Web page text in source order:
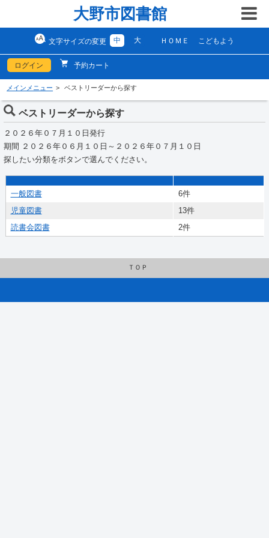
大野市図書館
文字サイズの変更 中 大 ＨＯＭＥ こどもよう
ログイン 予約カート
メインメニュー ベストリーダーから探す
ベストリーダーから探す
２０２６年０７月１０日発行
期間 ２０２６年０６月１０日～２０２６年０７月１０日
探したい分類をボタンで選んでください。
一般図書
6件
児童図書
13件
読書会図書
2件
ＴＯＰ